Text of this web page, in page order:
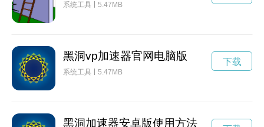
系统工具 5.47MB
黑洞vp加速器官网电脑版
系统工具 5.47MB
下载
黑洞加速器安卓版使用方法